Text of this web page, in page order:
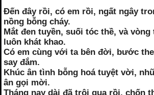
Đến đây rồi, có em rồi, ngất ngây
nồng bỗng cháy.
Mắt đen tuyền, suối tóc thề, và vòng
luôn khát khao.
Có em cùng với ta bên đời, bước
say đắm.
Khúc ân tình bỗng hoá tuyệt vời,
ân gọi mời.
Tháng nay dài đã trôi qua rồi, chốn